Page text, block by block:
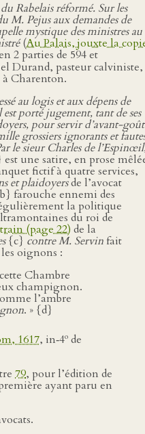
Rabelais réformé. Sur les
M. Pejus aux demandes de
mystique des ministres au
(Au Palais, jouxte la
2 parties de 594 et
Durand, pasteur calviniste,
Charenton.
au logis et aux dépens de
porté jugement, tant de ses
pour servir d’avant-goût
grossiers ignorants et
le sieur Charles de
une satire, en prose
fictif à quatre services,
et plaidoyersde l’avocat
farouche ennemi des
la politique
du roi de
(page 22) de la
{c} contre M. Servinfait
oignons :
Chambre
champignon.
l’ambre
. » {d}
1617, in‑4o de
79, pour l’édition de
ayant paru en